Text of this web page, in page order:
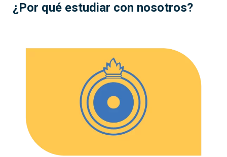
¿Por qué estudiar con nosotros?